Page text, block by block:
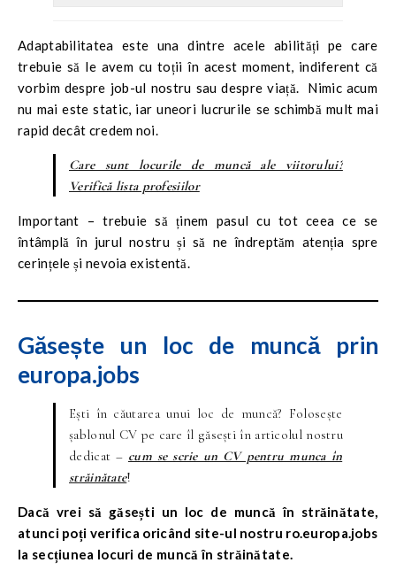
Adaptabilitatea este una dintre acele abilități pe care
trebuie să le avem cu toții în acest moment, indiferent că
vorbim despre job-ul nostru sau despre viață. Nimic acum
nu mai este static, iar uneori lucrurile se schimbă mult mai
rapid decât credem noi.
Care sunt locurile de muncă ale viitorului?
Verifică lista profesiilor
Important – trebuie să ținem pasul cu tot ceea ce se
întâmplă în jurul nostru și să ne îndreptăm atenția spre
cerințele și nevoia existentă.
Găsește un loc de muncă prin
europa.jobs
Ești în căutarea unui loc de muncă? Folosește
șablonul CV pe care îl găsești în articolul nostru
dedicat – cum se scrie un CV pentru munca în
străinătate!
Dacă vrei să găsești un loc de muncă în străinătate,
atunci poți verifica oricând site-ul nostru ro.europa.jobs
la secțiunea locuri de muncă în străinătate.